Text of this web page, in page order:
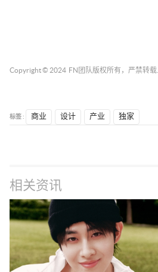
Copyright © 2024 FN团队 版权所有，严禁转载.
标签 : 商业 设计 产业 独家
相关资讯